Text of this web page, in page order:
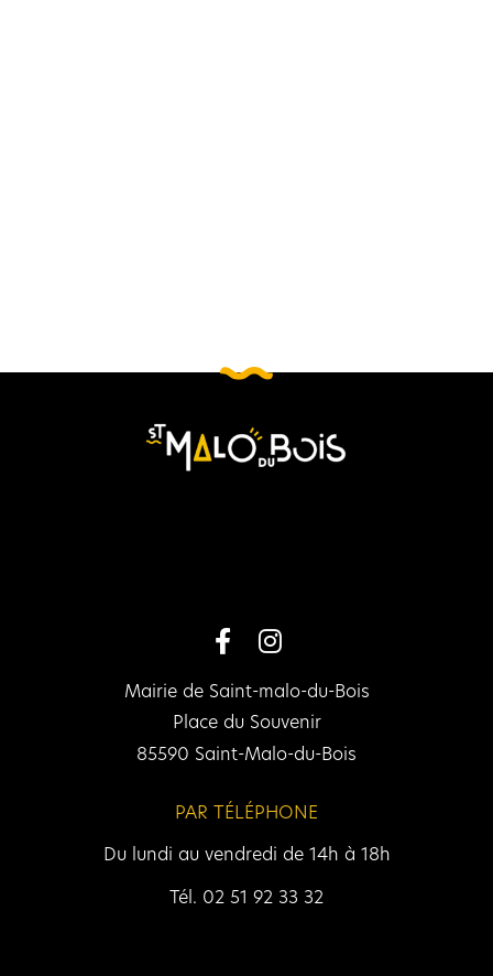
Mairie de Saint-malo-du-Bois
Place du Souvenir
85590 Saint-Malo-du-Bois
PAR TÉLÉPHONE
Du lundi au vendredi de 14h à 18h
Tél. 02 51 92 33 32